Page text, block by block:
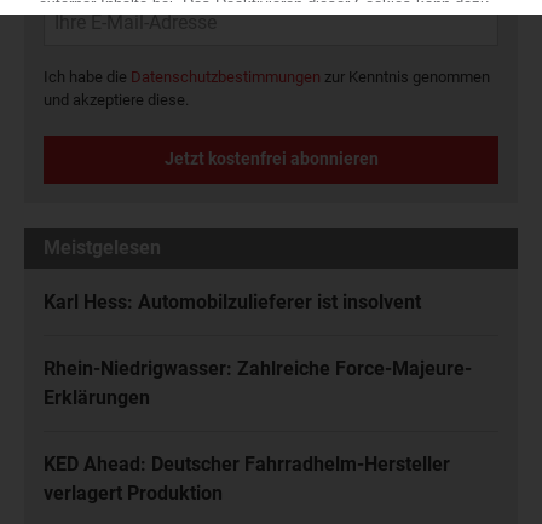
Ich habe die Datenschutzbestimmungen zur Kenntnis genommen
und akzeptiere diese.
Jetzt kostenfrei abonnieren
Meistgelesen
Karl Hess: Automobilzulieferer ist insolvent
Rhein-Niedrigwasser: Zahlreiche Force-Majeure-
Erklärungen
KED Ahead: Deutscher Fahrradhelm-Hersteller
verlagert Produktion